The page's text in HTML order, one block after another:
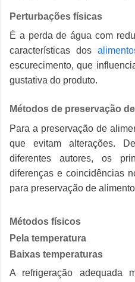
Perturbações físicas
É a perda de água com
características dos
escurecimento, que
gustativa do produto.
Métodos de preservação
Para a preservação de
que evitam alterações.
diferentes autores, os
diferenças e coincidências
para preservação de
Métodos físicos
Pela temperatura
Baixas temperaturas
A refrigeração adequada